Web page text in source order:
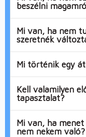
beszélni
Mi van, ha nem
szeretnék
Mi történik egy
Kell valamilyen
tapasztalat?
Mi van, ha
nem nekem való?